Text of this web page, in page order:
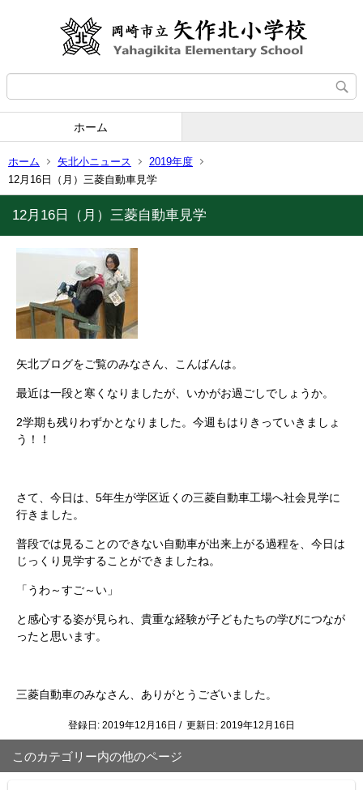
ホーム
ホーム 矢北小ニュース
2019年度
12月16日（月）三菱自動車見学
12月16日（月）三菱自動車見学
矢北ブログをご覧のみなさん、こんばんは。
最近は一段と寒くなりましたが、いかがお過ごしでしょうか。
2学期も残りわずかとなりました。今週もはりきっていきましょ
う！！
さて、今日は、5年生が学区近くの三菱自動車工場へ社会見学に
行きました。
普段では見ることのできない自動車が出来上がる過程を、今日は
じっくり見学することができましたね。
「うわ～すご～い」
と感心する姿が見られ、貴重な経験が子どもたちの学びにつなが
ったと思います。
三菱自動車のみなさん、ありがとうございました。
登録日: 2019年12月16日 / 更新日: 2019年12月16日
このカテゴリー内の他のページ